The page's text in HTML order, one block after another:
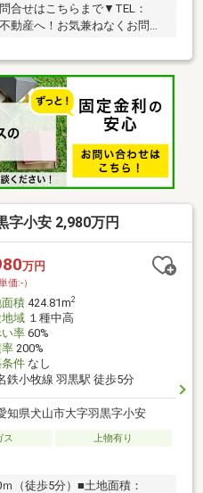
合せはこちらまで▼TEL：
動産へ！お気兼ねなくお問合
字小安 2,980万円
万円
価:-）
積424.81m2
域１種中高
率60%
200%
件なし
鉄小牧線 羽黒駅 徒歩5分
知県犬山市大字羽黒字小安
ス
上物有り
（徒歩5分）■土地面積：